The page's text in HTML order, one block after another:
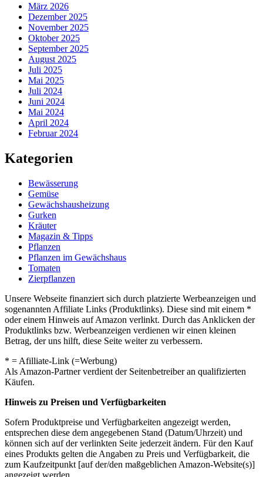
März 2026
Dezember 2025
November 2025
Oktober 2025
September 2025
August 2025
Juli 2025
Mai 2025
Juli 2024
Juni 2024
Mai 2024
April 2024
Februar 2024
Kategorien
Bewässerung
Gemüse
Gewächshausheizung
Gurken
Kräuter
Magazin & Tipps
Pflanzen
Pflanzen im Gewächshaus
Tomaten
Zierpflanzen
Unsere Webseite finanziert sich durch platzierte Werbeanzeigen und
sogenannten Affiliate Links (Produktlinks). Diese sind mit einem *
oder einem Hinweis auf Amazon verlinkt. Durch das Anklicken der
Produktlinks bzw. Werbeanzeigen verdienen wir einen kleinen
Betrag, der uns hilft, diese Seite weiter zu verbessern.
* = Afilliate-Link (=Werbung)
Als Amazon-Partner verdient der Seitenbetreiber an qualifizierten
Käufen.
Hinweis zu Preisen und Verfügbarkeiten
Sofern Produktpreise und Verfügbarkeiten angezeigt werden,
entsprechen diese dem angegebenen Stand (Datum/Uhrzeit) und
können sich auf der verlinkten Seite jederzeit ändern. Für den Kauf
eines Produkts gelten die Angaben zu Preis und Verfügbarkeit, die
zum Kaufzeitpunkt [auf der/den maßgeblichen Amazon-Website(s)]
angezeigt werden.